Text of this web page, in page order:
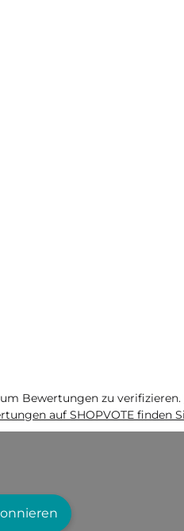
Bewertungen zu verifizieren.
auf SHOPVOTE finden